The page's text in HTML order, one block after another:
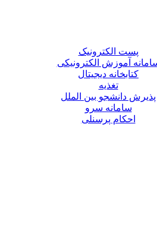
پست الکترونیک
آموزش الکترونیکی
کتابخانه دیجیتال
تغذیه
پذیرش دانشجو بین الملل
سامانه سرو
احکام پرسنلی